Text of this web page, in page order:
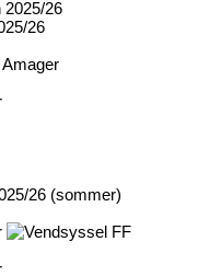
26
26 (sommer)